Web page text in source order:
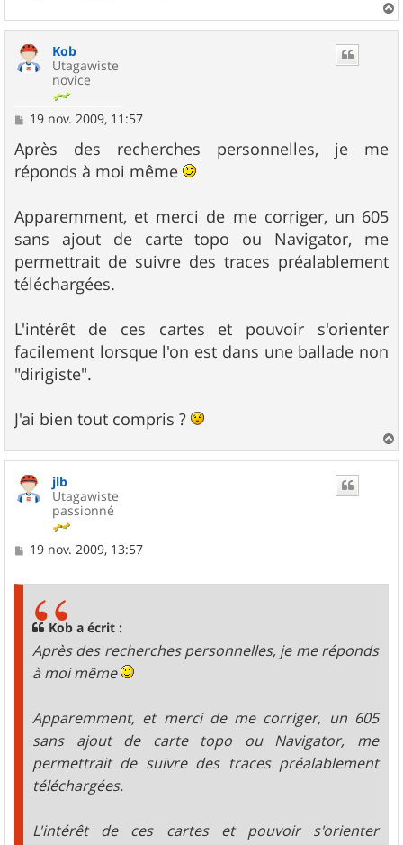
a
Kob
Utagawiste
novice
M
s
s
a
19 nov. 2009, 11:57
Après des recherches personnelles, je me
réponds à moi même
Apparemment, et merci de me corriger, un 605
sans ajout de carte topo ou Navigator, me
permettrait de suivre des traces préalablement
téléchargées.
L'intérêt de ces cartes et pouvoir s'orienter
facilement lorsque l'on est dans une ballade non
"dirigiste".
J'ai bien tout compris ?
a
jlb
Utagawiste
passionné
M19 nov. 2009, 13:57
Kob a écrit :
Après des recherches personnelles, je me réponds
à moi même
Apparemment, et merci de me corriger, un 605
sans ajout de carte topo ou Navigator, me
permettrait de suivre des traces préalablement
téléchargées.
L'intérêt de ces cartes et pouvoir s'orienter